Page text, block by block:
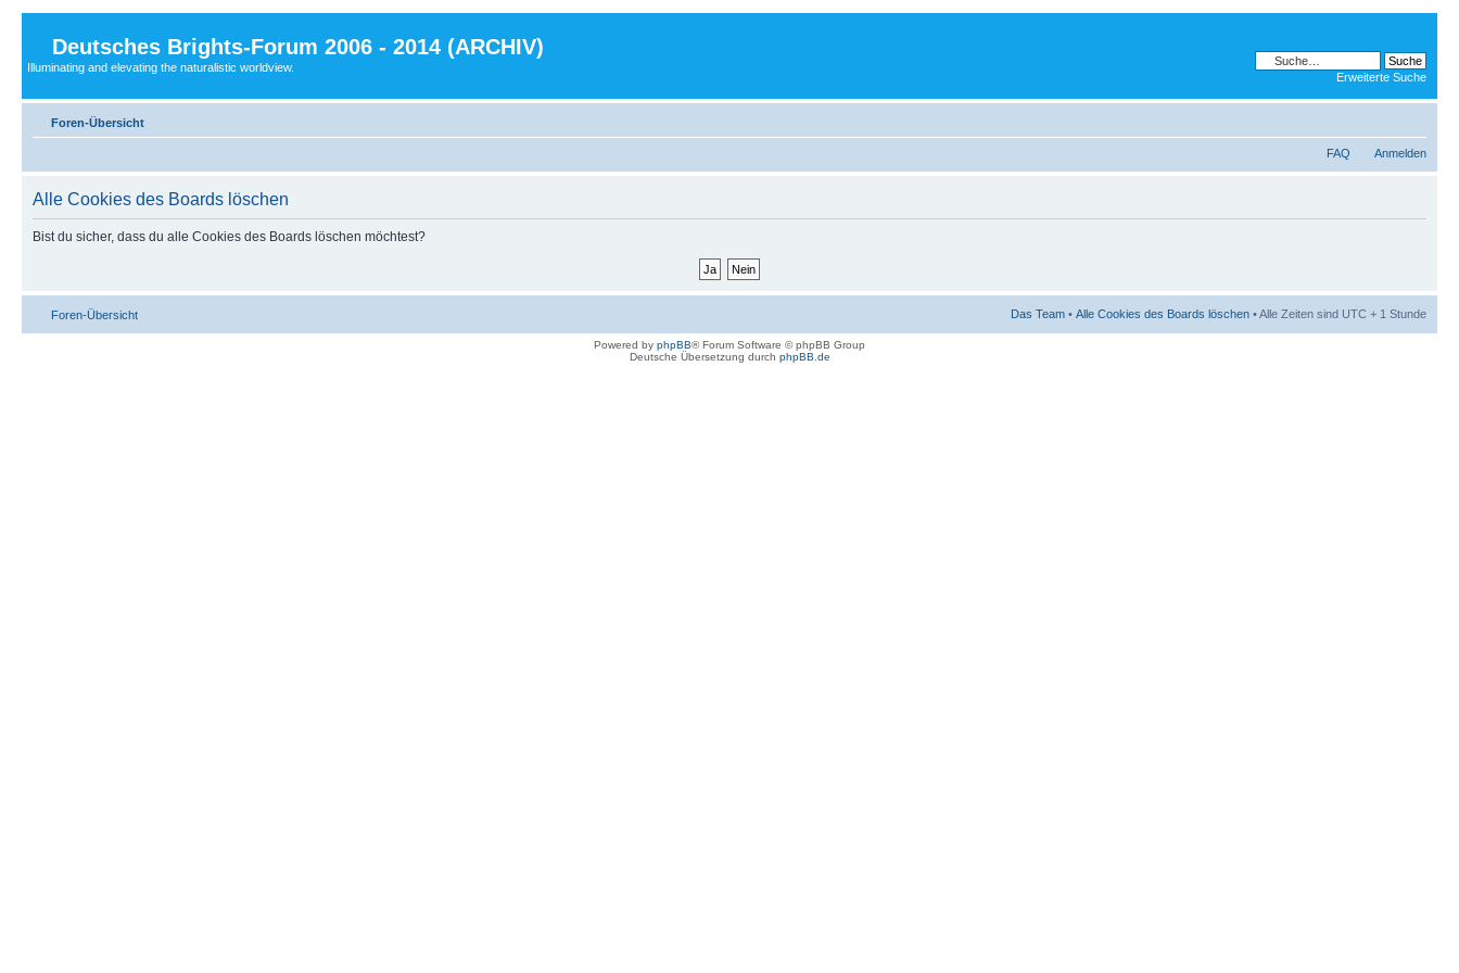
Deutsches Brights-Forum 2006 - 2014 (ARCHIV)
Illuminating and elevating the naturalistic worldview.
Erweiterte Suche
Foren-Übersicht
FAQ Anmelden
Alle Cookies des Boards löschen
Bist du sicher, dass du alle Cookies des Boards löschen möchtest?
Foren-Übersicht Das Team • Alle Cookies des Boards löschen • Alle Zeiten sind UTC + 1 Stunde
Powered by phpBB® Forum Software © phpBB Group
Deutsche Übersetzung durch phpBB.de